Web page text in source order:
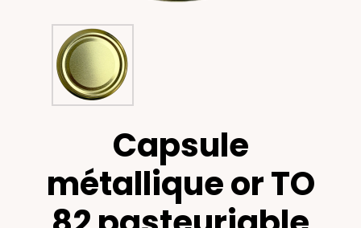
Capsule
métallique or TO